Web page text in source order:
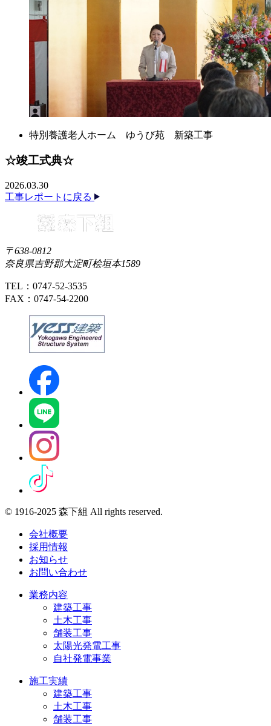
特別養護老人ホーム ゆうび苑 新築工事
☆竣工式典☆
2026.03.30
工事レポートに戻る
〒638-0812
奈良県吉野郡大淀町桧垣本1589
TEL：0747-52-3535
FAX：0747-54-2200
© 1916-2025 森下組 All rights reserved.
会社概要
採用情報
お知らせ
お問い合わせ
業務内容
建築工事
土木工事
舗装工事
太陽光発電工事
自社発電事業
施工実績
建築工事
土木工事
舗装工事